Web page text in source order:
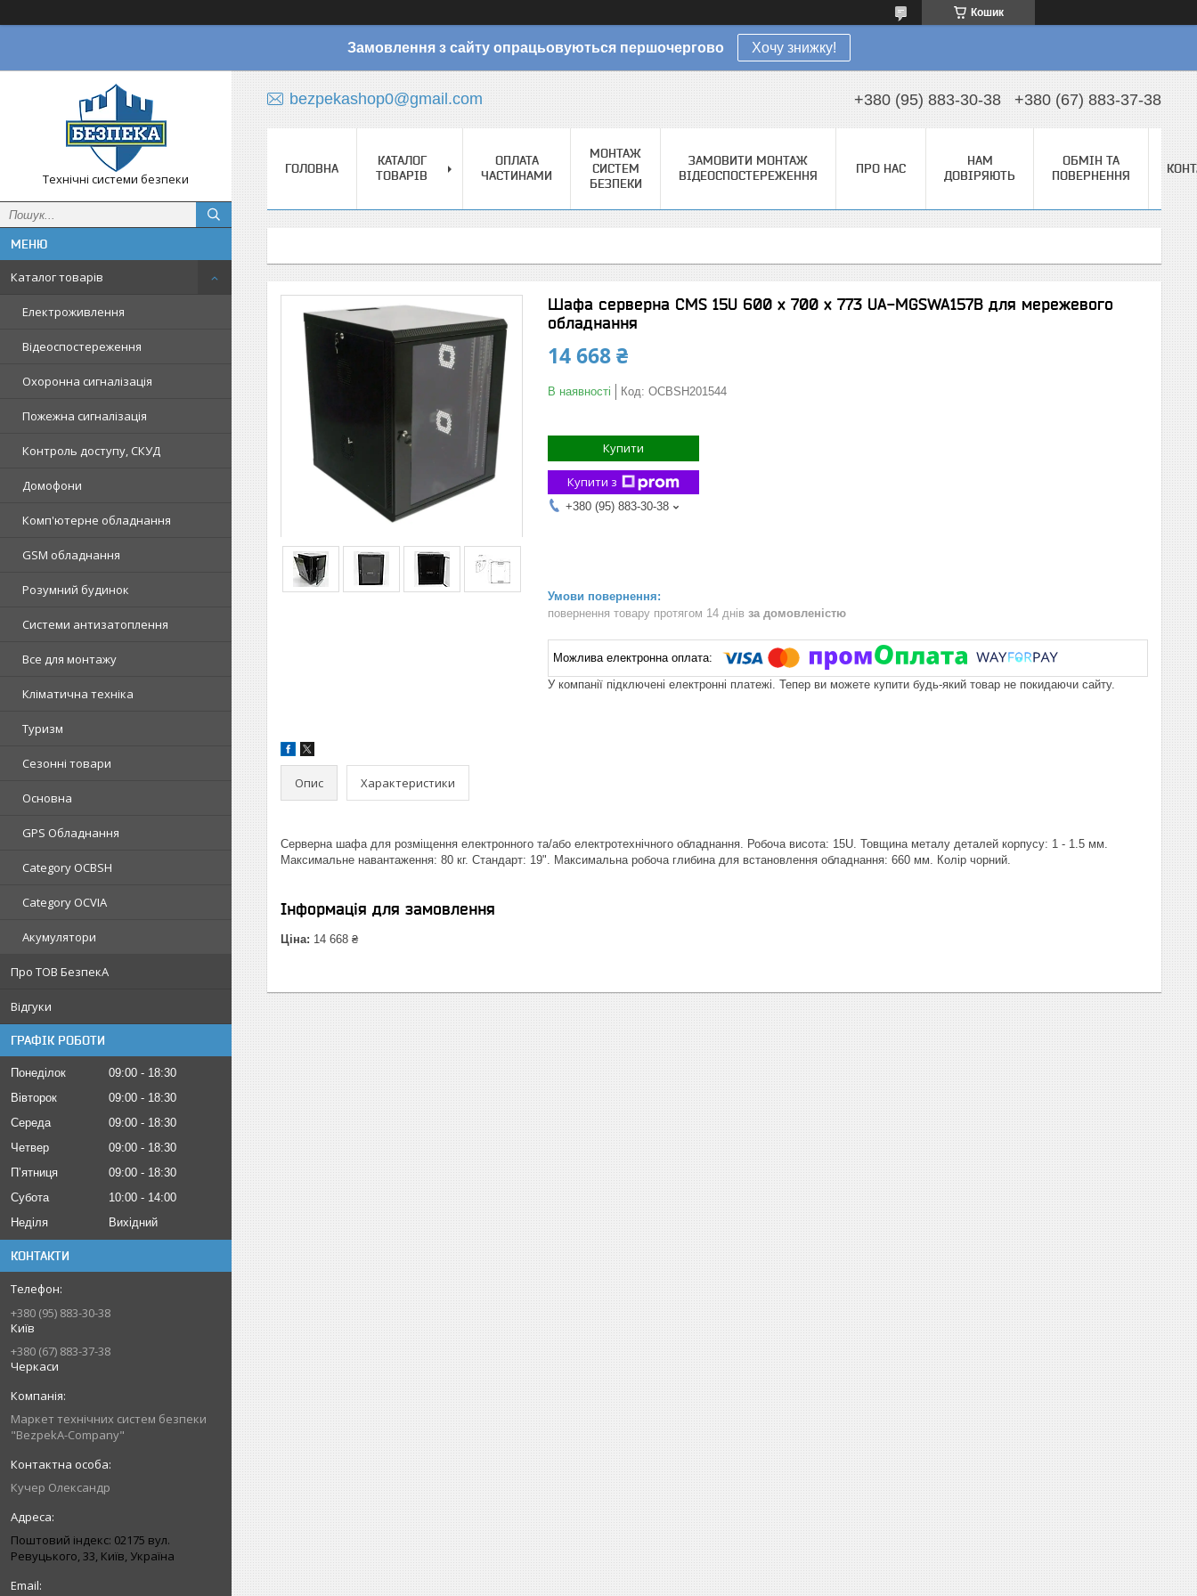
Кошик
Замовлення з сайту опрацьовуються першочергово Хочу знижку!
Технічні системи безпеки
Каталог товарів
Електроживлення
Відеоспостереження
Охоронна сигналізація
Пожежна сигналізація
Контроль доступу, СКУД
Домофони
Комп'ютерне обладнання
GSM обладнання
Розумний будинок
Системи антизатоплення
Все для монтажу
Кліматична техніка
Туризм
Сезонні товари
Основна
GPS Обладнання
Category OCBSH
Category OCVIA
Акумулятори
Про ТОВ БезпекА
Відгуки
ГРАФІК РОБОТИ
Понеділок 09:00
18:30
Вівторок
09:00
18:30
Середа
09:00
18:30
Четвер
09:00
18:30
Пʼятниця
09:00
18:30
Субота
10:00
14:00
Неділя
Вихідний
КОНТАКТИ
+380 (95) 883-30-38
Київ
+380 (67) 883-37-38
Черкаси
Маркет технічних систем безпеки
"BezpekA-Company"
Кучер Олександр
Поштовий індекс: 02175 вул.
Ревуцького, 33, Київ, Україна
bezpekashop0@gmail.com +380 (95) 883-30-38 +380 (67) 883-37-38
ГОЛОВНА
КАТАЛОГ
ТОВАРІВ
ОПЛАТА
ЧАСТИНАМИ
МОНТАЖ
СИСТЕМ
БЕЗПЕКИ
ЗАМОВИТИ МОНТАЖ
ВІДЕОСПОСТЕРЕЖЕННЯ
ПРО НАС
НАМ
ДОВІРЯЮТЬ
ОБМІН ТА
ПОВЕРНЕННЯ
Шафа серверна CMS 15U 600 х 700 х 773 UA-MGSWA157B для мережевого
обладнання
14 668 ₴
В наявності Код: OCBSH201544
Купити
Купити з
+380 (95) 883-30-38
повернення товару протягом 14 днів за домовленістю
У компанії підключені електронні платежі. Тепер ви можете купити будь-який товар не покидаючи сайту.
Опис Характеристики
Серверна шафа для розміщення електронного та/або електротехнічного обладнання. Робоча висота: 15U. Товщина металу деталей корпусу: 1 - 1.5 мм.
Максимальне навантаження: 80 кг. Стандарт: 19". Максимальна робоча глибина для встановлення обладнання: 660 мм. Колір чорний.
Інформація для замовлення
Ціна: 14 668 ₴